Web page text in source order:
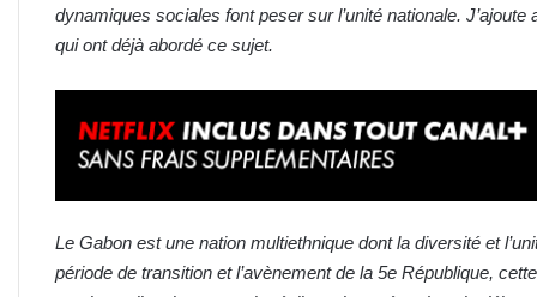
dynamiques sociales font peser sur l’unité nationale.
qui ont déjà abordé ce sujet.
Le Gabon est une nation multiethnique dont la diversité et
période de transition et l’avènement de la 5e République,